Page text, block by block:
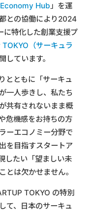
Hub 」を運
との協働により2024
に特化した創業支援プ
（サーキュラ
しています。
とともに「サーキュ
一人歩きし、私たち
共有されないまま概
危機感をお持ちの方
ーエコノミー分野で
を目指すスタートア
したい「望ましい未
とは欠かせません。
TOKYO の特別
て、日本のサーキュ